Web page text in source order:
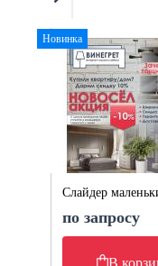
Новинка
Слайдер
по запросу